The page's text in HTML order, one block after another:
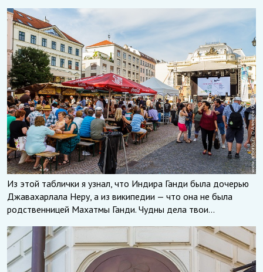
Из этой таблички я узнал, что Индира Ганди была дочерью
Джавахарлала Неру, а из википедии — что она не была
родственницей Махатмы Ганди. Чудны дела твои…